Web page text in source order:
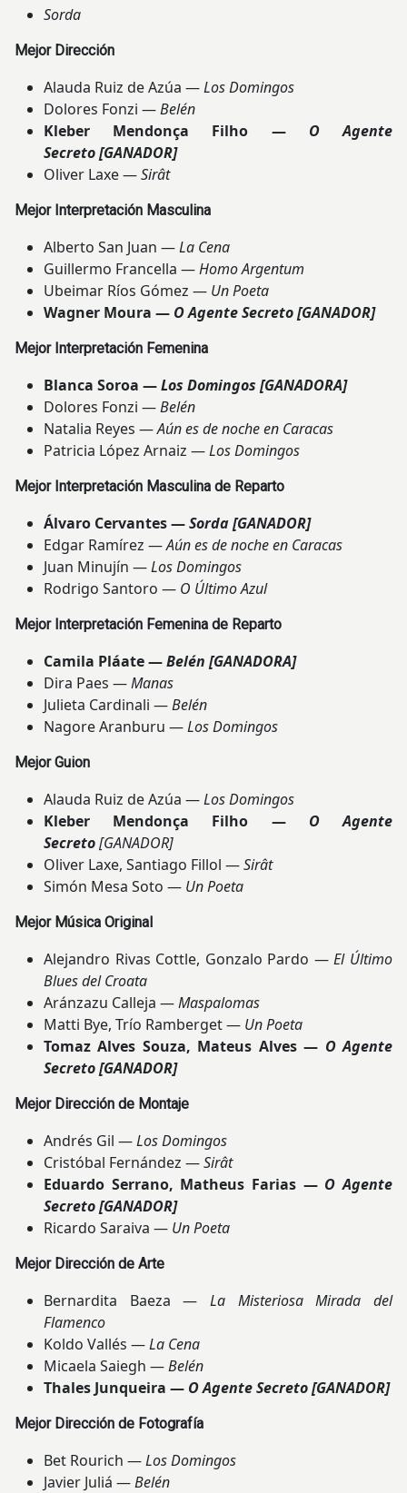
Sorda
Mejor Dirección
Alauda Ruiz de Azúa —Los Domingos
Dolores Fonzi —Belén
Kleber Mendonça Filho — O Agente
Secreto[GANADOR]
Oliver Laxe —Sirât
Mejor Interpretación Masculina
Alberto San Juan —La Cena
Guillermo Francella —Homo Argentum
Ubeimar Ríos Gómez — Un Poeta
Wagner Moura — O Agente Secreto[GANADOR]
Mejor Interpretación Femenina
Blanca Soroa —Los Domingos [GANADORA]
Dolores Fonzi —Belén
Natalia Reyes —Aún es de noche en Caracas
Patricia López Arnaiz —Los Domingos
Mejor Interpretación Masculina de Reparto
Álvaro Cervantes —Sorda[GANADOR]
Edgar Ramírez —Aún es de noche en Caracas
Juan Minujín —Los Domingos
Rodrigo Santoro — O Último Azul
Mejor Interpretación Femenina de Reparto
Camila Pláate —Belén [GANADORA]
Dira Paes —Manas
Julieta Cardinali —Belén
Nagore Aranburu —Los Domingos
Mejor Guion
Alauda Ruiz de Azúa —Los Domingos
Kleber Mendonça Filho — O Agente
Secreto[GANADOR]
Oliver Laxe, Santiago Fillol —Sirât
Simón Mesa Soto — Un Poeta
Mejor Música Original
Alejandro Rivas Cottle, Gonzalo Pardo —El Último
Blues del Croata
Aránzazu Calleja —Maspalomas
Matti Bye, Trío Ramberget — Un Poeta
Tomaz Alves Souza, Mateus Alves — O Agente
Secreto[GANADOR]
Mejor Dirección de Montaje
Andrés Gil —Los Domingos
Cristóbal Fernández —Sirât
Eduardo Serrano, Matheus Farias — O Agente
Secreto[GANADOR]
Ricardo Saraiva — Un Poeta
Mejor Dirección de Arte
Bernardita Baeza — La Misteriosa Mirada del
Flamenco
Koldo Vallés —La Cena
Micaela Saiegh —Belén
Thales Junqueira — O Agente Secreto[GANADOR]
Mejor Dirección de Fotografía
Bet Rourich —Los Domingos
Javier Juliá —Belén